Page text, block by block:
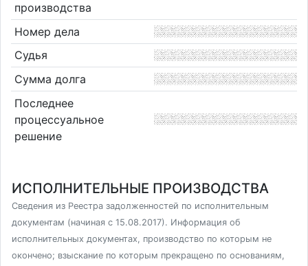
производства
Номер дела
Судья
Сумма долга
Последнее
процессуальное
решение
ИСПОЛНИТЕЛЬНЫЕ ПРОИЗВОДСТВА
Сведения из Реестра задолженностей по исполнительным
документам (начиная с 15.08.2017). Информация об
исполнительных документах, производство по которым не
окончено; взыскание по которым прекращено по основаниям,